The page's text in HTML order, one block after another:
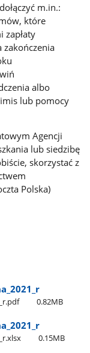
m.in.:
które
zapłaty
albo
lub pomocy
Agencji
lub siedzibę
skorzystać z
Polska)
0.82MB
0.15MB